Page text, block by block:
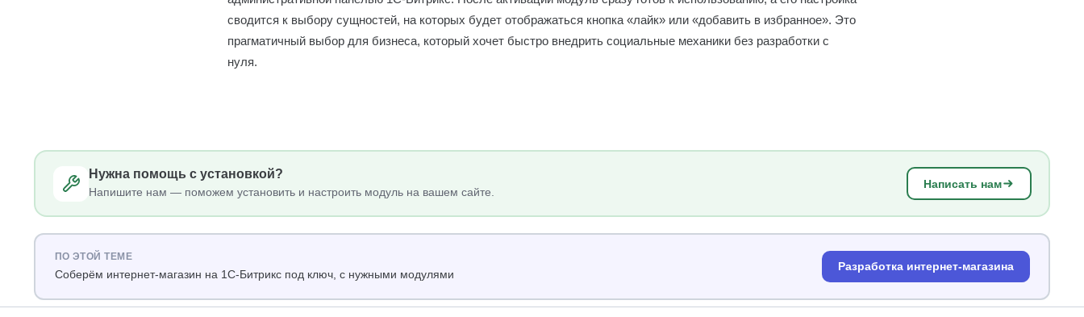
сводится к выбору сущностей, на которых будет отображаться кнопка «лайк» или «добавить в избранное». Это
прагматичный выбор для бизнеса, который хочет быстро внедрить социальные механики без разработки с
нуля.
Нужна помощь с установкой?
Напишите нам — поможем установить и настроить модуль на вашем сайте.
Написать нам
ПО ЭТОЙ ТЕМЕ
Соберём интернет-магазин на 1С-Битрикс под ключ, с нужными модулями
Разработка интернет-магазина